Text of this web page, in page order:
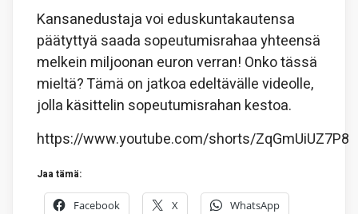
Kansanedustaja voi eduskuntakautensa
päätyttyä saada sopeutumisrahaa yhteensä
melkein miljoonan euron verran! Onko tässä
mieltä? Tämä on jatkoa edeltävälle videolle,
jolla käsittelin sopeutumisrahan kestoa.
https://www.youtube.com/shorts/ZqGmUiUZ7P8
Jaa tämä:
Facebook X WhatsApp